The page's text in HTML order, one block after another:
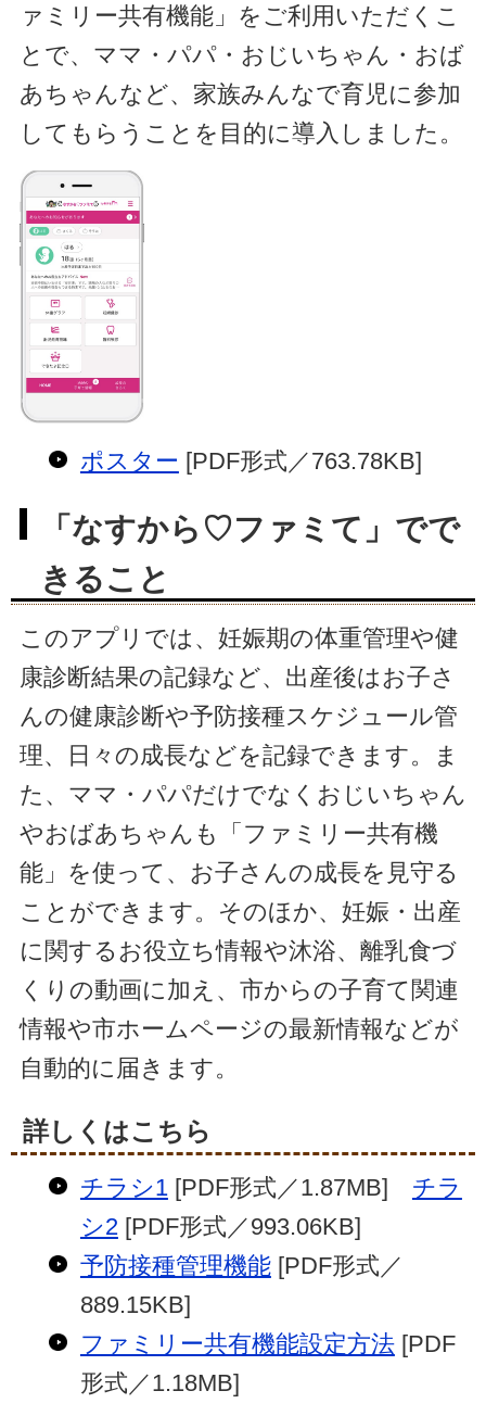
ァミリー共有機能」をご利用いただくこ
とで、ママ・パパ・おじいちゃん・おば
あちゃんなど、家族みんなで育児に参加
してもらうことを目的に導入しました。
ポスター [PDF形式／763.78KB]
「なすから♡ファミて」でで
きること
このアプリでは、妊娠期の体重管理や健
康診断結果の記録など、出産後はお子さ
んの健康診断や予防接種スケジュール管
理、日々の成長などを記録できます。ま
た、ママ・パパだけでなくおじいちゃん
やおばあちゃんも「ファミリー共有機
能」を使って、お子さんの成長を見守る
ことができます。そのほか、妊娠・出産
に関するお役立ち情報や沐浴、離乳食づ
くりの動画に加え、市からの子育て関連
情報や市ホームページの最新情報などが
自動的に届きます。
詳しくはこちら
チラシ1[PDF形式／1.87MB] チラ
シ2 [PDF形式／993.06KB]
予防接種管理機能[PDF形式／
889.15KB]
ファミリー共有機能設定方法[PDF
形式／1.18MB]